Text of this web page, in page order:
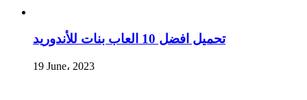
تحميل افضل 10 العاب بنات للأندوريد
19 June، 2023